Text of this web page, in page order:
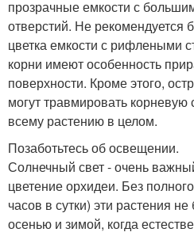
прозрачные емкости с
отверстий. Не рекомендуется
цветка емкости с рифлеными
корни имеют особенность
поверхности. Кроме этого,
могут травмировать корневую
всему растению в целом.
Позаботьтесь об освещении.
Солнечный свет - очень
цветение орхидеи. Без
часов в сутки) эти растения
осенью и зимой, когда